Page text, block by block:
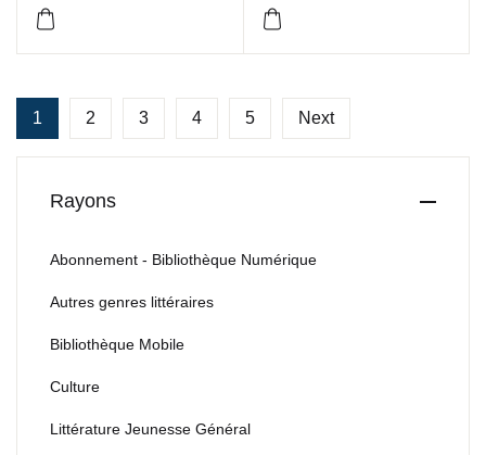
1 2 3 4 5 Next
Rayons
Abonnement - Bibliothèque Numérique
Autres genres littéraires
Bibliothèque Mobile
Culture
Littérature Jeunesse Général